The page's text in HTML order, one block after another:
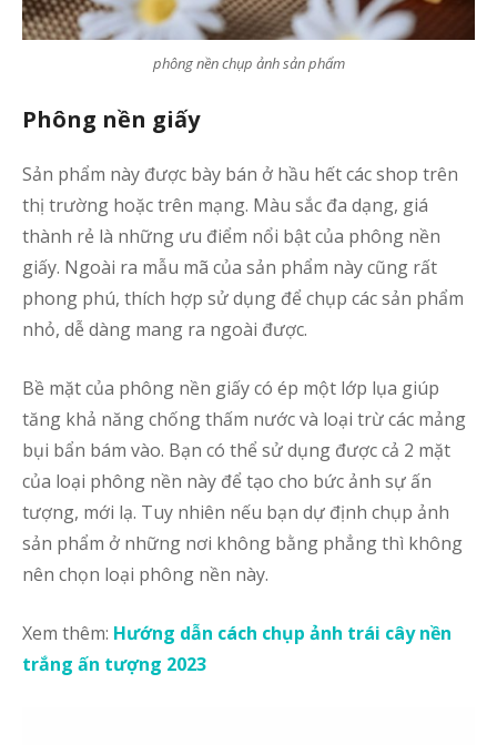
phông nền chụp ảnh sản phẩm
Phông nền giấy
Sản phẩm này được bày bán ở hầu hết các shop trên
thị trường hoặc trên mạng. Màu sắc đa dạng, giá
thành rẻ là những ưu điểm nổi bật của phông nền
giấy. Ngoài ra mẫu mã của sản phẩm này cũng rất
phong phú, thích hợp sử dụng để chụp các sản phẩm
nhỏ, dễ dàng mang ra ngoài được.
Bề mặt của phông nền giấy có ép một lớp lụa giúp
tăng khả năng chống thấm nước và loại trừ các mảng
bụi bẩn bám vào. Bạn có thể sử dụng được cả 2 mặt
của loại phông nền này để tạo cho bức ảnh sự ấn
tượng, mới lạ. Tuy nhiên nếu bạn dự định chụp ảnh
sản phẩm ở những nơi không bằng phẳng thì không
nên chọn loại phông nền này.
Xem thêm: Hướng dẫn cách chụp ảnh trái cây nền
trắng ấn tượng 2023